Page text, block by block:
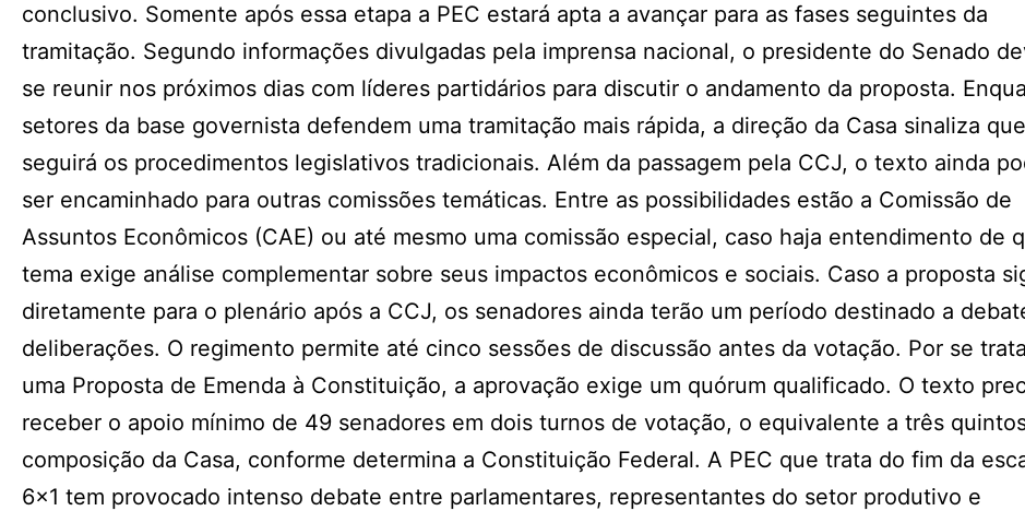
conclusivo. Somente após essa etapa a PEC estará apta a avançar para as fases seguintes da
tramitação. Segundo informações divulgadas pela imprensa nacional, o presidente do Senado
se reunir nos próximos dias com líderes partidários para discutir o andamento da proposta.
setores da base governista defendem uma tramitação mais rápida, a direção da Casa sinaliza que
seguirá os procedimentos legislativos tradicionais. Além da passagem pela CCJ, o texto ainda
ser encaminhado para outras comissões temáticas. Entre as possibilidades estão a Comissão de
Assuntos Econômicos (CAE) ou até mesmo uma comissão especial, caso haja entendimento de
tema exige análise complementar sobre seus impactos econômicos e sociais. Caso a proposta
diretamente para o plenário após a CCJ, os senadores ainda terão um período destinado a
deliberações. O regimento permite até cinco sessões de discussão antes da votação. Por se
uma Proposta de Emenda à Constituição, a aprovação exige um quórum qualificado. O texto
receber o apoio mínimo de 49 senadores em dois turnos de votação, o equivalente a três
composição da Casa, conforme determina a Constituição Federal. A PEC que trata do fim da
6×1 tem provocado intenso debate entre parlamentares, representantes do setor produtivo e